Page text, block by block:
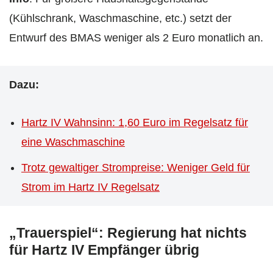
(Kühlschrank, Waschmaschine, etc.) setzt der
Entwurf des BMAS weniger als 2 Euro monatlich an.
Dazu:
Hartz IV Wahnsinn: 1,60 Euro im Regelsatz für
eine Waschmaschine
Trotz gewaltiger Strompreise: Weniger Geld für
Strom im Hartz IV Regelsatz
„Trauerspiel“: Regierung hat nichts
für Hartz IV Empfänger übrig